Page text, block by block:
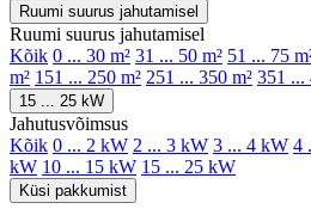
Ruumi suurus jahutamisel
Ruumi suurus jahutamisel
Kõik 0 ... 30 m² 31 ... 50 m² 51 ... 75
m² 151 ... 250 m² 251 ... 350 m² 351 ...
15 ... 25 kW
Jahutusvõimsus
Kõik 0 ... 2 kW 2 ... 3 kW 3 ... 4 kW 4
kW 10 ... 15 kW 15 ... 25 kW
Küsi pakkumist